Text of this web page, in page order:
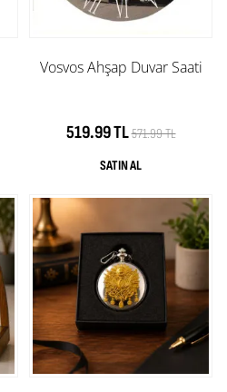
Vosvos Ahşap Duvar Saati
519.99 TL571.99 TL